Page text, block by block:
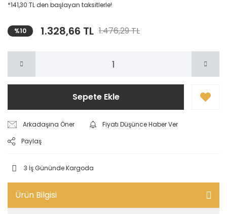
*141,30 TL den başlayan taksitlerle!
%10 1.328,66 TL 1.476,29 TL
Sepete Ekle
Arkadaşına Öner
Fiyatı Düşünce Haber Ver
Paylaş
3 İş Gününde Kargoda
Ürün Bilgisi